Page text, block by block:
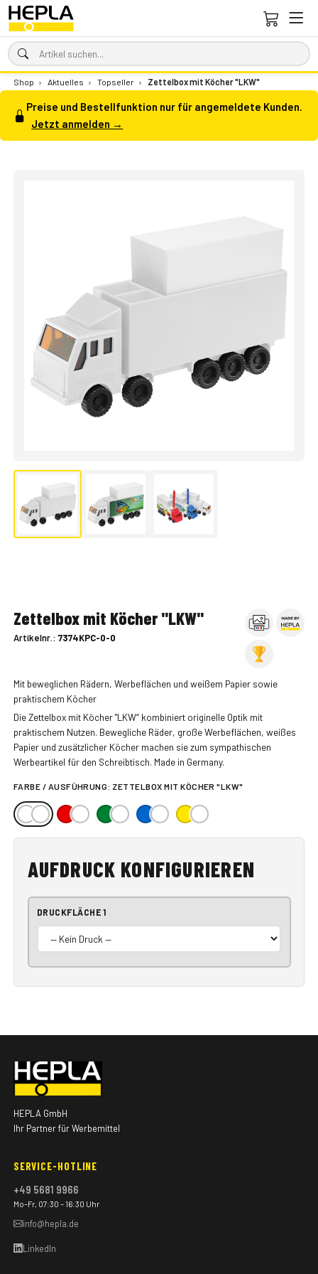
Shop › Aktuelles › Topseller › Zettelbox mit Köcher "LKW"
Preise und Bestellfunktion nur für angemeldete Kunden.
Jetzt anmelden →
Zettelbox mit Köcher "LKW"
Artikelnr.: 7374KPC-0-0
Mit beweglichen Rädern, Werbeflächen und weißem Papier sowie
praktischem Köcher
Die Zettelbox mit Köcher "LKW“ kombiniert originelle Optik mit
praktischem Nutzen. Bewegliche Räder, große Werbeflächen, weißes
Papier und zusätzlicher Köcher machen sie zum sympathischen
Werbeartikel für den Schreibtisch. Made in Germany.
FARBE / AUSFÜHRUNG: ZETTELBOX MIT KÖCHER "LKW"
AUFDRUCK KONFIGURIEREN
DRUCKFLÄCHE 1
HEPLA GmbH
Ihr Partner für Werbemittel
SERVICE-HOTLINE
+49 5681 9966
Mo–Fr, 07:30 – 16:30 Uhr
info@hepla.de
LinkedIn